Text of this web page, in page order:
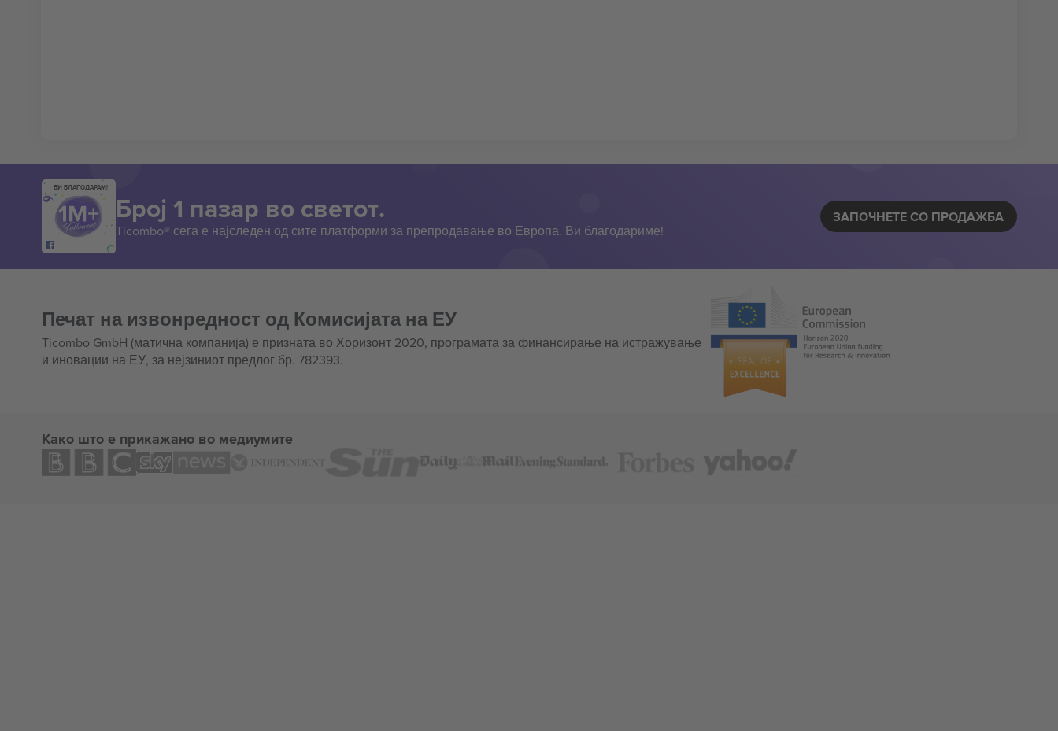
ВИ БЛАГОДАРАМ!
Број 1 пазар во светот.
Ticombo® сега е најследен од сите платформи за препродавање во Европа. Ви благодариме!
ЗАПОЧНЕТЕ СО ПРОДАЖБА
Печат на извонредност од Комисијата на ЕУ
Ticombo GmbH (матична компанија) е призната во Хоризонт 2020, програмата за финансирање на истражување
и иновации на ЕУ, за нејзиниот предлог бр. 782393.
Како што е прикажано во медиумите